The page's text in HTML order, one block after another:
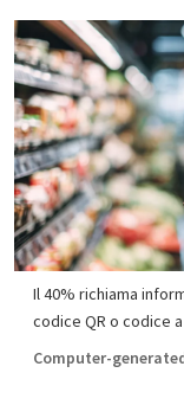
Il 40% richiama
codice QR o codice
Computer-